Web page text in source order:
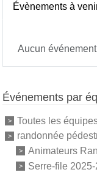
Évènements à
Aucun événement
Événements par
Toutes les
randonnée
Animateurs
Serre-file